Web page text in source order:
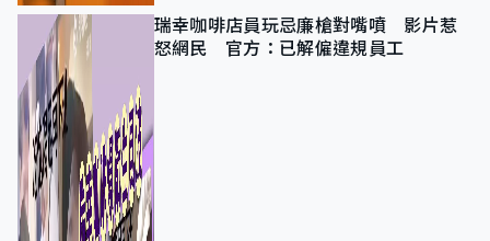
瑞幸咖啡店員玩忌廉槍對嘴噴 影片惹
怒網民 官方：已解僱違規員工